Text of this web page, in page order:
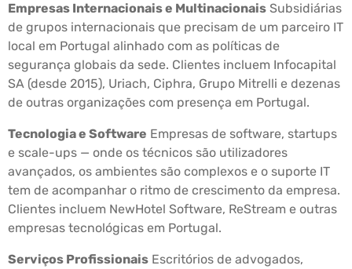
Empresas Internacionais e Multinacionais Subsidiárias
de grupos internacionais que precisam de um parceiro IT
local em Portugal alinhado com as políticas de
segurança globais da sede. Clientes incluem Infocapital
SA (desde 2015), Uriach, Ciphra, Grupo Mitrelli e dezenas
de outras organizações com presença em Portugal.
Tecnologia e Software Empresas de software, startups
e scale-ups — onde os técnicos são utilizadores
avançados, os ambientes são complexos e o suporte IT
tem de acompanhar o ritmo de crescimento da empresa.
Clientes incluem NewHotel Software, ReStream e outras
empresas tecnológicas em Portugal.
Serviços Profissionais Escritórios de advogados,